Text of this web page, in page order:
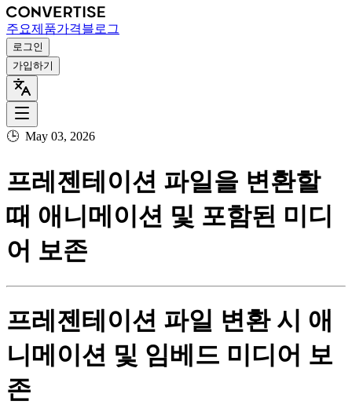
주요제품가격블로그
로그인
가입하기
🕒 May 03, 2026
프레젠테이션 파일을 변환할
때 애니메이션 및 포함된 미디
어 보존
프레젠테이션 파일 변환 시 애
니메이션 및 임베드 미디어 보
존